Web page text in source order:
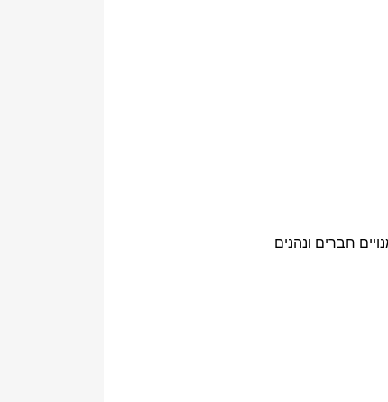
חברים ונהנים